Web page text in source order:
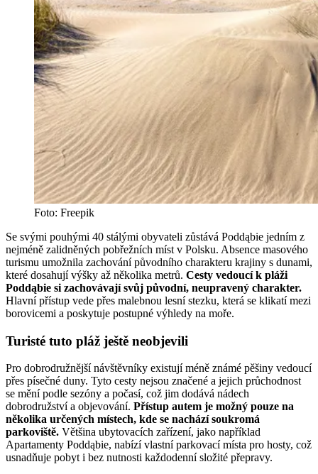
Foto: Freepik
Se svými pouhými 40 stálými obyvateli zůstává Poddąbie jedním z
nejméně zalidněných pobřežních míst v Polsku. Absence masového
turismu umožnila zachování původního charakteru krajiny s dunami,
které dosahují výšky až několika metrů. Cesty vedoucí k pláži
Poddąbie si zachovávají svůj původní, neupravený charakter.
Hlavní přístup vede přes malebnou lesní stezku, která se klikatí mezi
borovicemi a poskytuje postupné výhledy na moře.
Turisté tuto pláž ještě neobjevili
Pro dobrodružnější návštěvníky existují méně známé pěšiny vedoucí
přes písečné duny. Tyto cesty nejsou značené a jejich průchodnost
se mění podle sezóny a počasí, což jim dodává nádech
dobrodružství a objevování. Přístup autem je možný pouze na
několika určených místech, kde se nachází soukromá
parkoviště. Většina ubytovacích zařízení, jako například
Apartamenty Poddąbie, nabízí vlastní parkovací místa pro hosty, což
usnadňuje pobyt i bez nutnosti každodenní složité přepravy.